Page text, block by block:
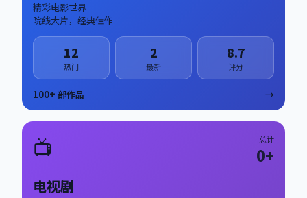
精彩电影世界
院线大片，经典佳作
12
热门
2
最新
8.7
评分
100+ 部作品 →
📺 总计
0+
电视剧